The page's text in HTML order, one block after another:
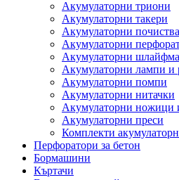
Акумулаторни триони
Акумулаторни такери
Акумулаторни
Акумулаторни
Акумулаторни
Акумулаторни лампи и
Акумулаторни помпи
Акумулаторни нитачки
Акумулаторни ножици
Акумулаторни преси
Комплекти
Перфоратори за бетон
Бормашини
Къртачи